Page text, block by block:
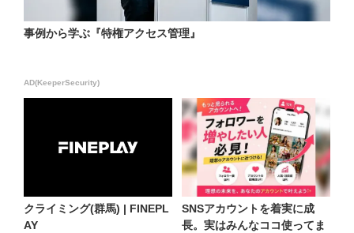
事例から学ぶ『特権アクセス管理』
AD(KeeperSecurity)
クライミング(群馬) | FINEPL
AY
SNSアカウントを着実に成
長。実はみんなココ使ってま